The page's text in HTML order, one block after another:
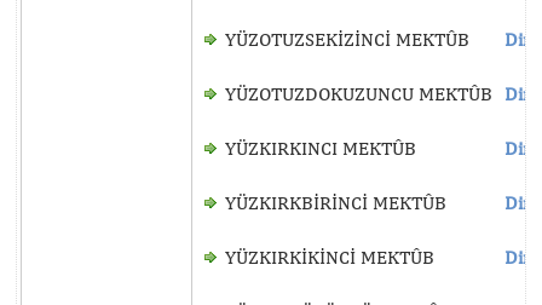
YÜZOTUZSEKİZİNCİ MEKTÛB
YÜZOTUZDOKUZUNCU MEKTÛB
YÜZKIRKINCI MEKTÛB
YÜZKIRKBİRİNCİ MEKTÛB
YÜZKIRKİKİNCİ MEKTÛB